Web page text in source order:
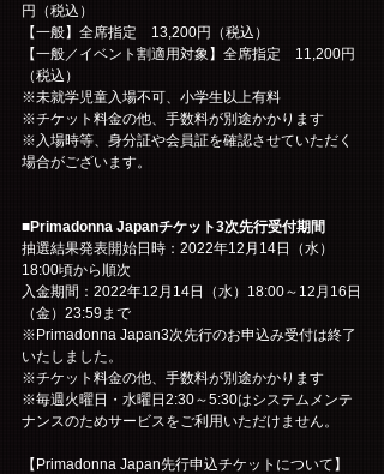
円（税込）
【一般】全席指定　13,200円（税込）
【一般／イベント割適用対象】全席指定　11,200円
（税込）
※未就学児童入場不可、小学生以上有料
※チケット料金の他、手数料が別途かかります
※入場時等、身分証や会員証を確認させていただく
場合がございます。
■Primadonna Japanチケット3次先行受付期間
抽選結果発表開始日時：2022年12月14日（水）
18:00頃から順次
入金期間：2022年12月14日（水）18:00～12月16日
（金）23:59まで
※Primadonna Japan3次先行のお申込み受付は終了
いたしました。
※チケット料金の他、手数料が別途かかります
※毎週火曜日・水曜日2:30～5:30はシステムメンテ
ナンスのためサービスをご利用いただけません。
【Primadonna Japan先行申込チケットについて】